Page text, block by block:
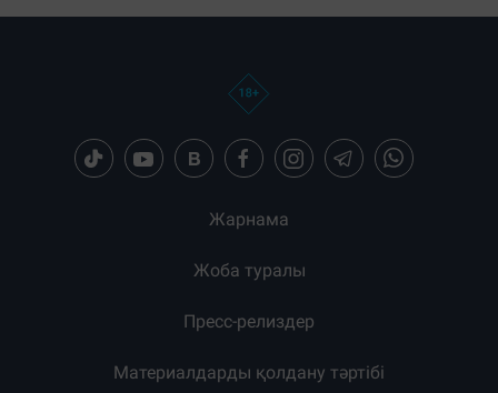
Жарнама
Жоба туралы
Пресс-релиздер
Материалдарды қолдану тәртібі